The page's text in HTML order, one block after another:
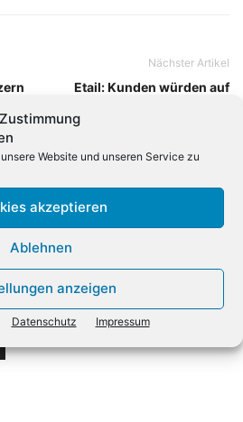
Website und unseren Service zu
akzeptieren
Ablehnen
anzeigen
Datenschutz Impressum
Nächster Artikel
Etail: Kunden würden auf
Amazon zündet nächstes
– Apple sackt ab
steigert Umsatz massiv